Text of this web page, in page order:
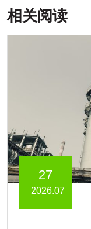
相关阅读
27
2026.07